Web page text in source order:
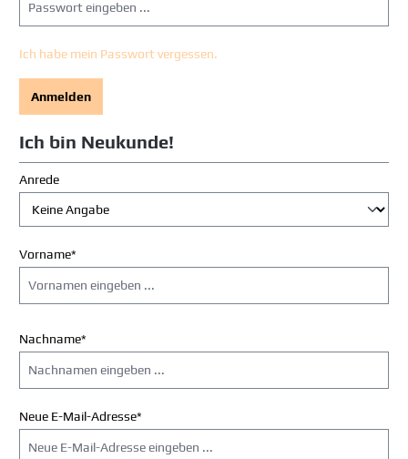
Ich habe mein Passwort vergessen.
Anmelden
Ich bin Neukunde!
Persönliche Informationen
Anrede
Vorname*
Nachname*
Neue E-Mail-Adresse*